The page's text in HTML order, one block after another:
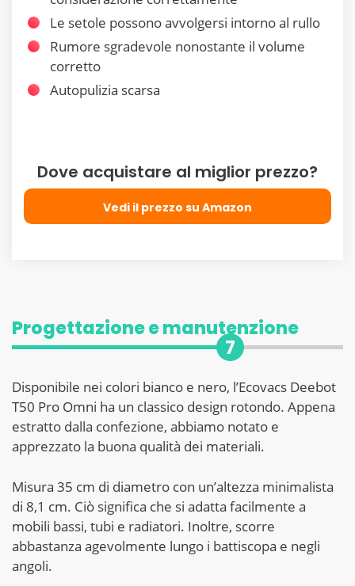
Dove acquistare al miglior prezzo?
Vedi il prezzo su Amazon
Le setole possono avvolgersi intorno al rullo
Rumore sgradevole nonostante il volume
corretto
Autopulizia scarsa
Progettazione e manutenzione
7
Disponibile nei colori bianco e nero, l’Ecovacs Deebot
T50 Pro Omni ha un classico design rotondo. Appena
estratto dalla confezione, abbiamo notato e
apprezzato la buona qualità dei materiali.
Misura 35 cm di diametro con un’altezza minimalista
di 8,1 cm. Ciò significa che si adatta facilmente a
mobili bassi, tubi e radiatori. Inoltre, scorre
abbastanza agevolmente lungo i battiscopa e negli
angoli.